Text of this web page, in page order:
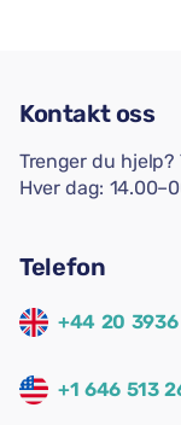
Kontakt oss
Trenger du
Hver dag:
Telefon
+44 20
+1 646 513